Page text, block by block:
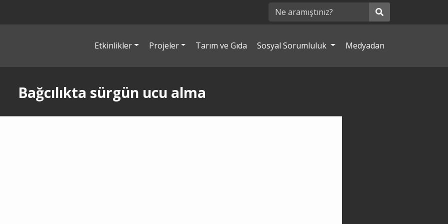
Etkinlikler Projeler Tarım ve Gıda Sosyal Sorumluluk Medyadan
Bağcılıkta sürgün ucu alma